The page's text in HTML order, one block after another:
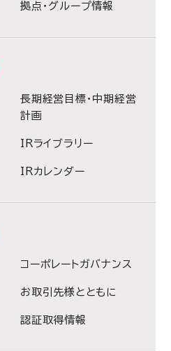
拠点・グループ情報
長期経営目標・中期経営
計画
IRライブラリー
IRカレンダー
コーポレートガバナンス
お取引先様とともに
認証取得情報